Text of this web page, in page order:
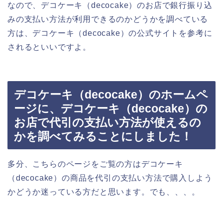
なので、デコケーキ（decocake）のお店で銀行振り込
みの支払い方法が利用できるのかどうかを調べている
方は、デコケーキ（decocake）の公式サイトを参考に
されるといいですよ。
デコケーキ（decocake）のホームペ
ージに、デコケーキ（decocake）の
お店で代引の支払い方法が使えるの
かを調べてみることにしました！
多分、こちらのページをご覧の方はデコケーキ
（decocake）の商品を代引の支払い方法で購入しよう
かどうか迷っている方だと思います。でも、、、。